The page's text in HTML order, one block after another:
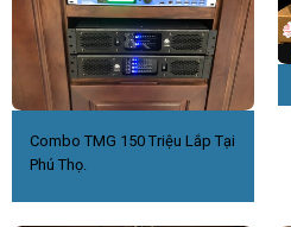
Combo TMG 150 Triệu Lắp Tại
Phú Thọ.